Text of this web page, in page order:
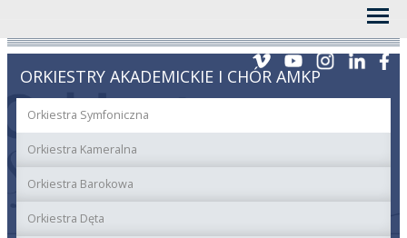
ORKIESTRY AKADEMICKIE I CHÓR AMKP
Orkiestra Symfoniczna
Orkiestra Kameralna
Orkiestra Barokowa
Orkiestra Dęta